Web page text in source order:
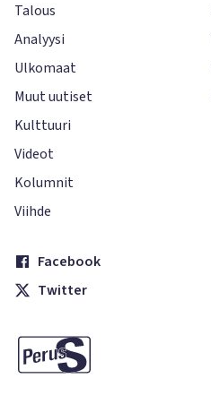
Talous
Analyysi
Ulkomaat
Muut uutiset
Kulttuuri
Videot
Kolumnit
Viihde
Facebook
Twitter